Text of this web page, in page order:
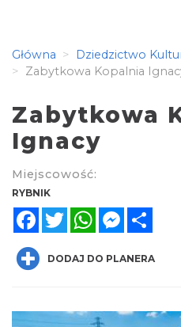
Główna
Dziedzictwo
Zabytkowa Kopalnia
Zabytkowa
Ignacy
Miejscowość:
RYBNIK
FacebookTwitterWhatsApp
DODAJ DO PLANERA